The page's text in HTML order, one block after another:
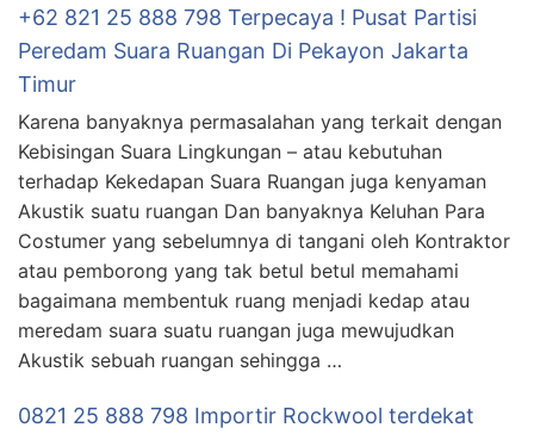
+62 821 25 888 798 Terpecaya ! Pusat Partisi
Peredam Suara Ruangan Di Pekayon Jakarta
Timur
Karena banyaknya permasalahan yang terkait dengan
Kebisingan Suara Lingkungan – atau kebutuhan
terhadap Kekedapan Suara Ruangan juga kenyaman
Akustik suatu ruangan Dan banyaknya Keluhan Para
Costumer yang sebelumnya di tangani oleh Kontraktor
atau pemborong yang tak betul betul memahami
bagaimana membentuk ruang menjadi kedap atau
meredam suara suatu ruangan juga mewujudkan
Akustik sebuah ruangan sehingga …
0821 25 888 798 Importir Rockwool terdekat